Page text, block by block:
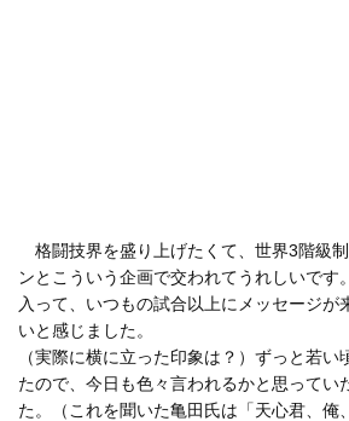
格闘技界を盛り上げたくて、世界3階級
ンとこういう企画で交われてうれしいです
入って、いつもの試合以上にメッセージが
いと感じました。
（実際に横に立った印象は？）ずっと若
たので、今日も色々言われるかと思ってい
た。（これを聞いた亀田氏は「天心君、俺